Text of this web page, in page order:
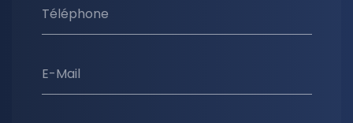
Téléphone
E-Mail